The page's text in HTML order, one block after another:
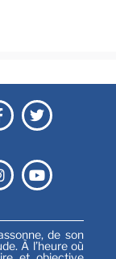
de son
À l’heure où